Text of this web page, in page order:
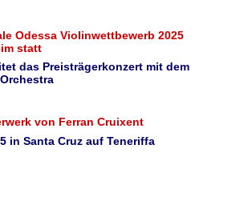
Odessa Violinwettbewerb 2025
statt
das Preisträgerkonzert mit dem
von Ferran Cruixent
in Santa Cruz auf Teneriffa